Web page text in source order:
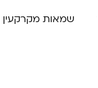
שמאות מקרקעין